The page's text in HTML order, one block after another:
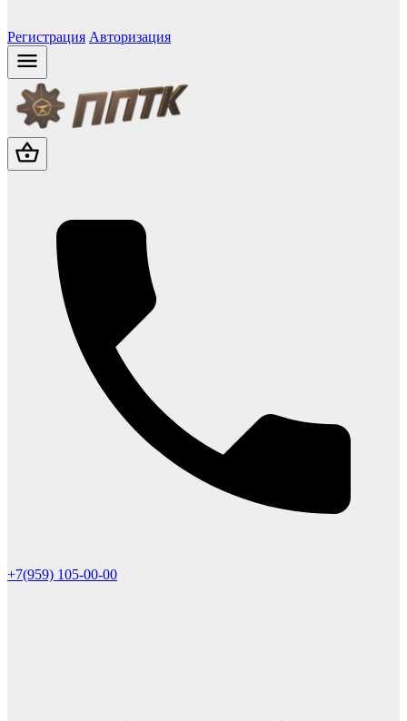
Регистрация Авторизация
+7(959) 105-00-00